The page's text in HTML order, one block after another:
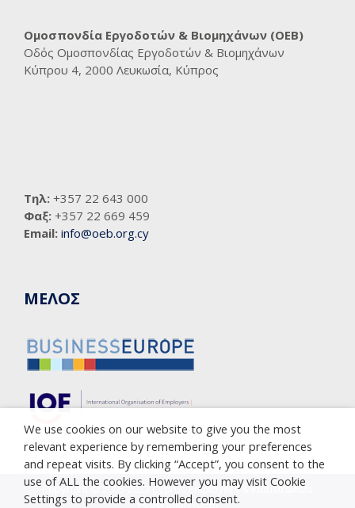
Ομοσπονδία Εργοδοτών & Βιομηχάνων (ΟΕΒ)
Οδός Ομοσπονδίας Εργοδοτών & Βιομηχάνων
Κύπρου 4, 2000 Λευκωσία, Κύπρος
Τηλ: +357 22 643 000
Φαξ: +357 22 669 459
Email: info@oeb.org.cy
ΜΕΛΟΣ
Copyright © 2005-2023 Cyprus Employers & Industrialists
Federation (OEB)
We use cookies on our website to give you the most
relevant experience by remembering your preferences
and repeat visits. By clicking “Accept”, you consent to the
use of ALL the cookies. However you may visit Cookie
Settings to provide a controlled consent.